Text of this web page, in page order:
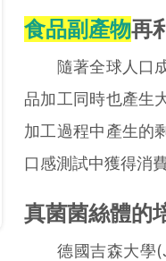
食品副產物再
隨著全球人口成
品加工同時也產生
加工過程中產生的
口感測試中獲得消
真菌菌絲體的
德國吉森大學